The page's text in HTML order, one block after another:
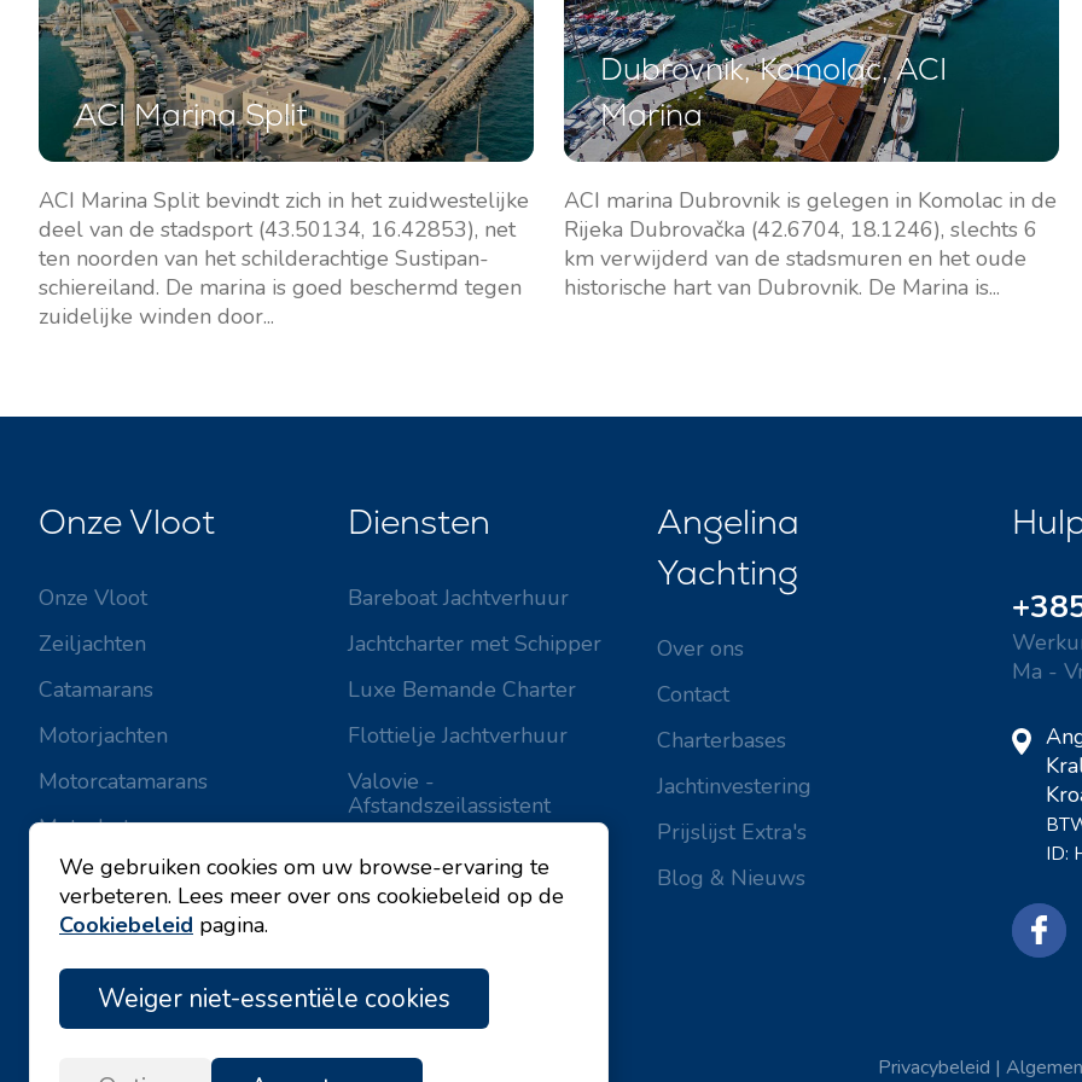
ACI Marina Split
ACI Marina Split bevindt zich in het zuidwestelijke
deel van de stadsport (43.50134, 16.42853), net
ten noorden van het schilderachtige Sustipan-
schiereiland. De marina is goed beschermd tegen
zuidelijke winden door...
Dubrovnik, Komolac, ACI
Marina
ACI marina Dubrovnik is gelegen in Komolac in de
Rijeka Dubrovačka (42.6704, 18.1246), slechts 6
km verwijderd van de stadsmuren en het oude
historische hart van Dubrovnik. De Marina is...
Onze Vloot
Onze Vloot
Zeiljachten
Catamarans
Motorjachten
Motorcatamarans
Motorboten
Diensten
Bareboat Jachtverhuur
Jachtcharter met Schipper
Luxe Bemande Charter
Flottielje Jachtverhuur
Valovie -
Afstandszeilassistent
Angelina
Yachting
Over ons
Contact
Charterbases
Jachtinvestering
Prijslijst Extra's
Blog & Nieuws
Ma -
ID:
Privacybeleid |
We gebruiken cookies om uw browse-ervaring te
verbeteren. Lees meer over ons cookiebeleid op de
Cookiebeleid pagina.
Weiger niet-essentiële cookies